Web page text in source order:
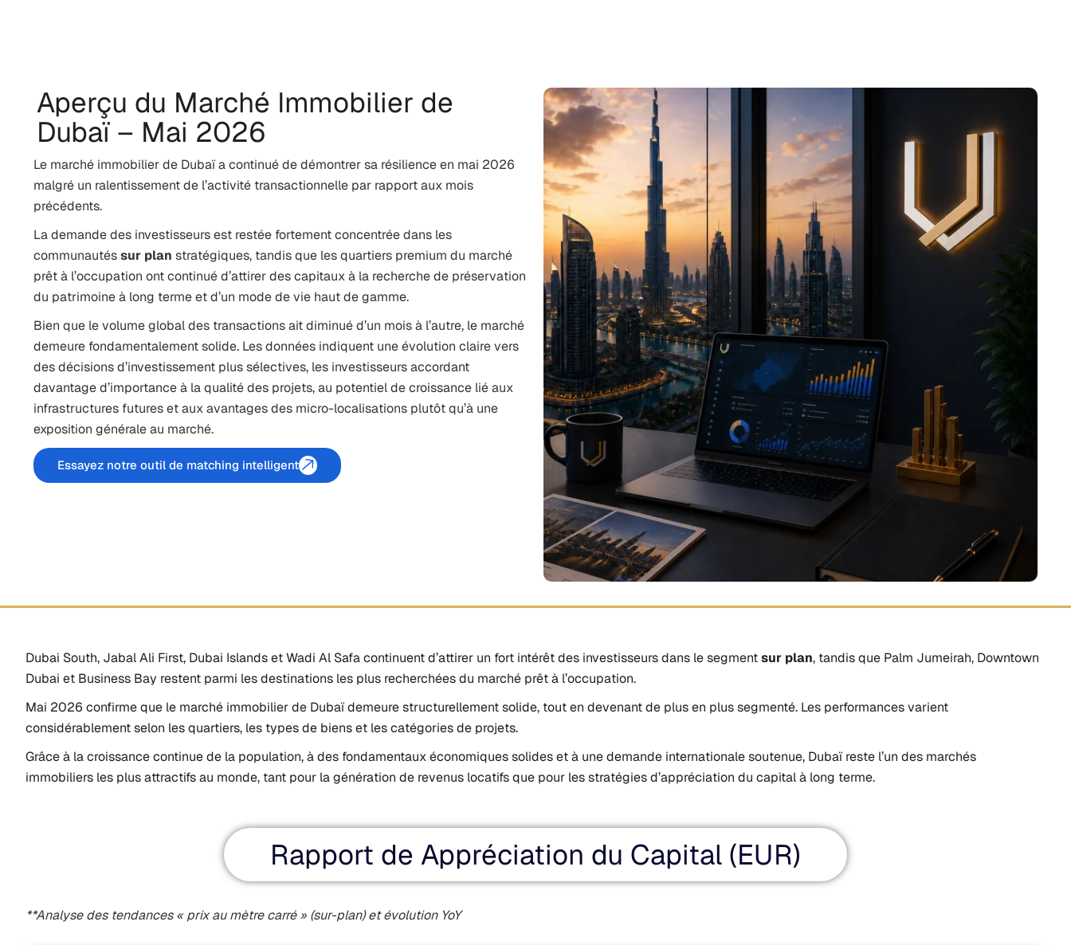
Aperçu du Marché Immobilier de
Dubaï – Mai 2026
Le marché immobilier de Dubaï a continué de démontrer sa résilience en mai 2026
malgré un ralentissement de l’activité transactionnelle par rapport aux mois
précédents.
La demande des investisseurs est restée fortement concentrée dans les
communautéssur plan stratégiques, tandis que les quartiers premium du marché
prêt à l’occupation ont continué d’attirer des capitaux à la recherche de préservation
du patrimoine à long terme et d’un mode de vie haut de gamme.
Bien que le volume global des transactions ait diminué d’un mois à l’autre, le marché
demeure fondamentalement solide. Les données indiquent une évolution claire vers
des décisions d’investissement plus sélectives, les investisseurs accordant
davantage d’importance à la qualité des projets, au potentiel de croissance lié aux
infrastructures futures et aux avantages des micro-localisations plutôt qu’à une
exposition générale au marché.
Essayez notre outil de matching intelligent
Dubai South, Jabal Ali First, Dubai Islands et Wadi Al Safa continuent d’attirer un fort intérêt des investisseurs dans le segmentsur plan, tandis que Palm Jumeirah, Downtown
Dubai et Business Bay restent parmi les destinations les plus recherchées du marché prêt à l’occupation.
Mai 2026 confirme que le marché immobilier de Dubaï demeure structurellement solide, tout en devenant de plus en plus segmenté. Les performances varient
considérablement selon les quartiers, les types de biens et les catégories de projets.
Grâce à la croissance continue de la population, à des fondamentaux économiques solides et à une demande internationale soutenue, Dubaï reste l’un des marchés
immobiliers les plus attractifs au monde, tant pour la génération de revenus locatifs que pour les stratégies d’appréciation du capital à long terme.
Rapport de Appréciation du Capital (EUR)
**Analyse des tendances « prix au mètre carré » (sur-plan) et évolution YoY